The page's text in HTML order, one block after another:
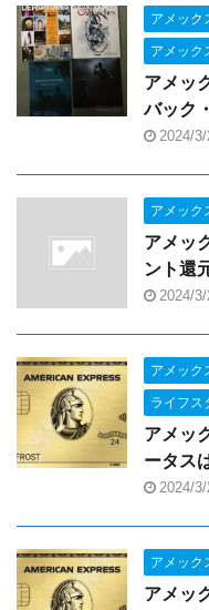
アメック
アメック
アメッ
バック
2024/
アメック
アメッ
ント還
2024/
アメック
ライフス
アメッ
ータス
2024/
アメック
アメッ